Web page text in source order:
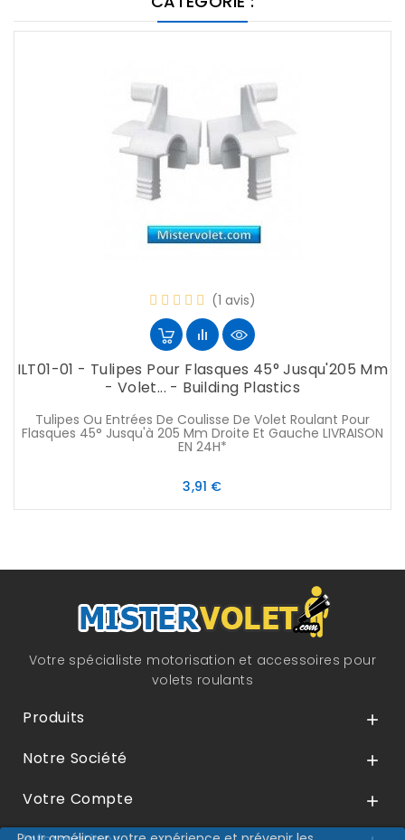
(1 avis)
ILT01-01 - Tulipes Pour Flasques 45° Jusqu'205 Mm
- Volet... - Building Plastics
Tulipes Ou Entrées De Coulisse De Volet Roulant Pour
Flasques 45° Jusqu'à 205 Mm Droite Et Gauche LIVRAISON
EN 24H*
3,91 €Prix
Votre spécialiste motorisation et accessoires pour
volets roulants
Produits 
Notre Société 
Votre Compte 